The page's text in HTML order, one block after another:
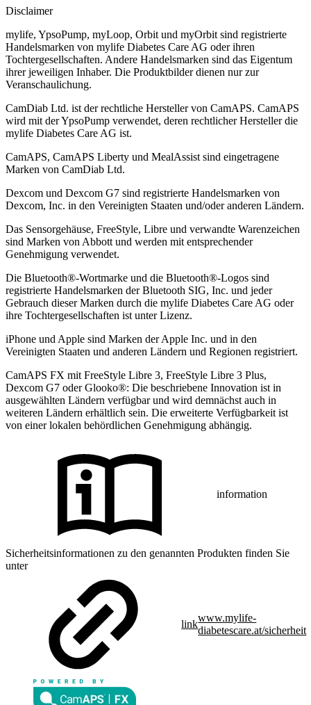
Disclaimer
mylife, YpsoPump, myLoop, Orbit und myOrbit sind registrierte
Handelsmarken von mylife Diabetes Care AG oder ihren
Tochtergesellschaften. Andere Handelsmarken sind das Eigentum
ihrer jeweiligen Inhaber. Die Produktbilder dienen nur zur
Veranschaulichung.
CamDiab Ltd. ist der rechtliche Hersteller von CamAPS. CamAPS
wird mit der YpsoPump verwendet, deren rechtlicher Hersteller die
mylife Diabetes Care AG ist.
CamAPS, CamAPS Liberty und MealAssist sind eingetragene
Marken von CamDiab Ltd.
Dexcom und Dexcom G7 sind registrierte Handelsmarken von
Dexcom, Inc. in den Vereinigten Staaten und/oder anderen Ländern.
Das Sensorgehäuse, FreeStyle, Libre und verwandte Warenzeichen
sind Marken von Abbott und werden mit entsprechender
Genehmigung verwendet.
Die Bluetooth®-Wortmarke und die Bluetooth®-Logos sind
registrierte Handelsmarken der Bluetooth SIG, Inc. und jeder
Gebrauch dieser Marken durch die mylife Diabetes Care AG oder
ihre Tochtergesellschaften ist unter Lizenz.
iPhone und Apple sind Marken der Apple Inc. und in den
Vereinigten Staaten und anderen Ländern und Regionen registriert.
CamAPS FX mit FreeStyle Libre 3, FreeStyle Libre 3 Plus,
Dexcom G7 oder Glooko®: Die beschriebene Innovation ist in
ausgewählten Ländern verfügbar und wird demnächst auch in
weiteren Ländern erhältlich sein. Die erweiterte Verfügbarkeit ist
von einer lokalen behördlichen Genehmigung abhängig.
information
Sicherheitsinformationen zu den genannten Produkten finden Sie
unter
link
www.mylife-
diabetescare.at/sicherheit